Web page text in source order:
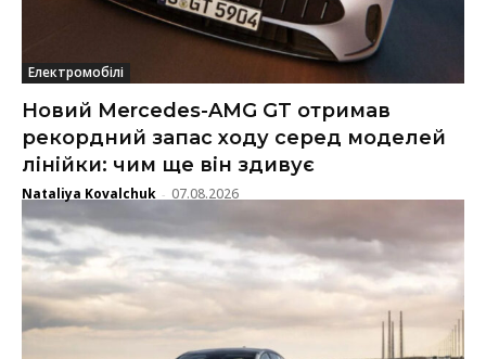
Електромобілі
Новий Mercedes-AMG GT отримав
рекордний запас ходу серед моделей
лінійки: чим ще він здивує
Nataliya Kovalchuk - 07.08.2026